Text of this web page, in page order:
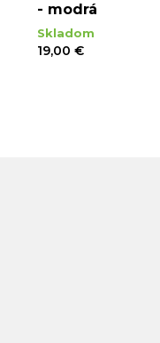
- modrá
Skladom
19,00 €